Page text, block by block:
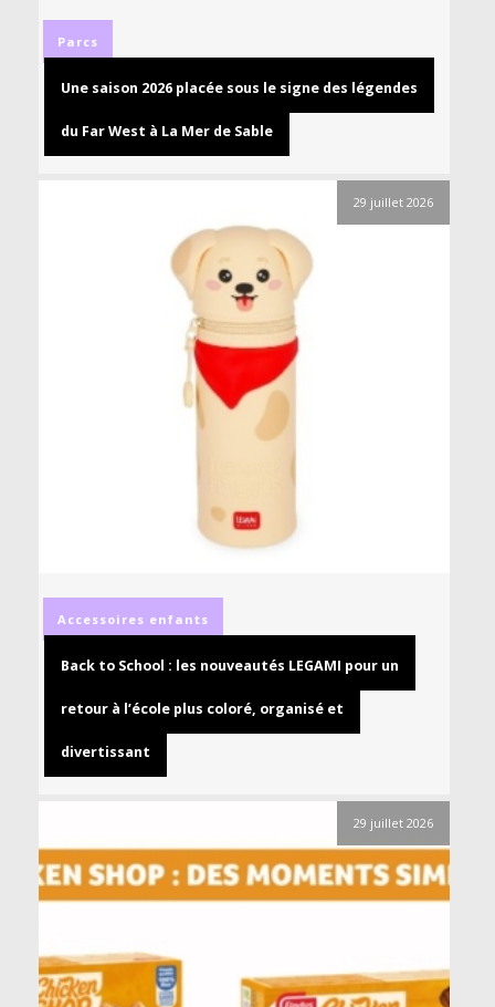
Parcs
Une saison 2026 placée sous le signe des légendes
du Far West à La Mer de Sable
29 juillet 2026
Accessoires enfants
Back to School : les nouveautés LEGAMI pour un
retour à l’école plus coloré, organisé et
divertissant
29 juillet 2026